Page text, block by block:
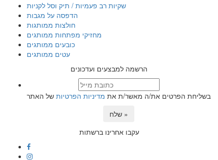
שקיות רב פעמיות / תיק וסל לקניות
הדפסה על מגבות
חולצות ממותגות
מחזיקי מפתחות ממותגים
כובעים ממותגים
עטים ממותגים
הרשמה למבצעים ועדכונים
בשליחת הפרטים את/ה מאשר/ת את מדיניות הפרטיות של האתר
שלח »
עקבו אחרינו ברשתות